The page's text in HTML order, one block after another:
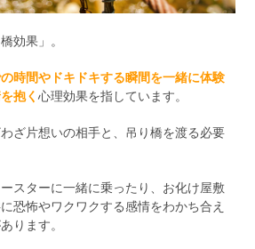
効果」。
時間やドキドキする瞬間を一緒に体験
抱く心理効果を指しています。
ざ片想いの相手と、吊り橋を渡る必要
スターに一緒に乗ったり、お化け屋敷
恐怖やワクワクする感情をわかち合え
ります。